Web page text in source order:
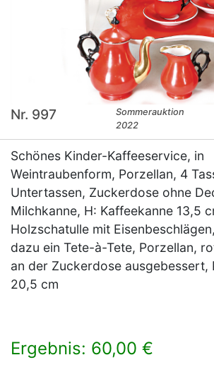
Nr. 997
Sommerauktion
2022
Schönes Kinder-Kaffeeservice, in
Weintraubenform, Porzellan, 4
Untertassen, Zuckerdose ohne
Milchkanne, H: Kaffeekanne 13,5
Holzschatulle mit
dazu ein Tete-à-Tete, Porzellan,
an der Zuckerdose ausgebessert,
20,5 cm
Ergebnis: 60,00 €